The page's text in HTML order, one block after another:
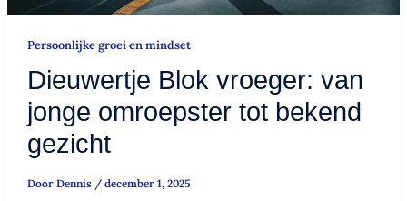
Persoonlijke groei en mindset
Dieuwertje Blok vroeger: van
jonge omroepster tot bekend
gezicht
Door Dennis / december 1, 2025